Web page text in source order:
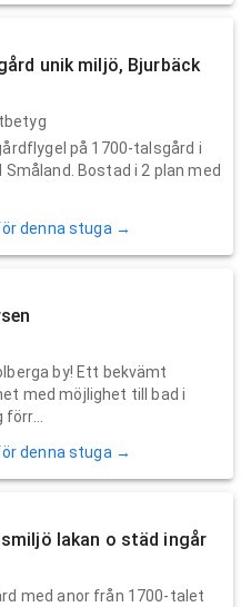
unik miljö, Bjurbäck
på 1700-talsgård i
Bostad i 2 plan med
denna stuga →
by! Ett bekvämt
med möjlighet till bad i
denna stuga →
lakan o städ ingår
med anor från 1700-talet